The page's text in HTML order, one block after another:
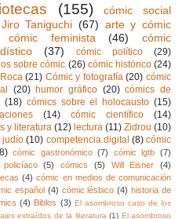
(155)
cómic social
Jiro Taniguchi (67) arte y cómic
cómic feminista (46)
cómic
(37) cómic político
(29)
sobre cómic (26) cómic histórico (24)
(21) Cómic y fotografía (20) cómic
(20) humor gráfico (20) cómics de
(18) cómics sobre el holocausto (15)
(14) cómic científico
(14)
y literatura (12) lectura (11) Zidrou (10)
judío (10) competencia digital (8) cómic
cómic gastronómico (7) cómic lgtb (7)
(5) cómics (5) Will Eisner
(4)
(4) cómic en medios de comunicación
español (4) cómic lésbico (4) historia de
(4) Biblos (3) El asombroso caso de los
extraídos de la literatura (1) El asombroso